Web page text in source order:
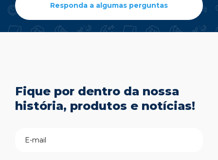
Responda a algumas perguntas
Fique por dentro da nossa
história, produtos e notícias!